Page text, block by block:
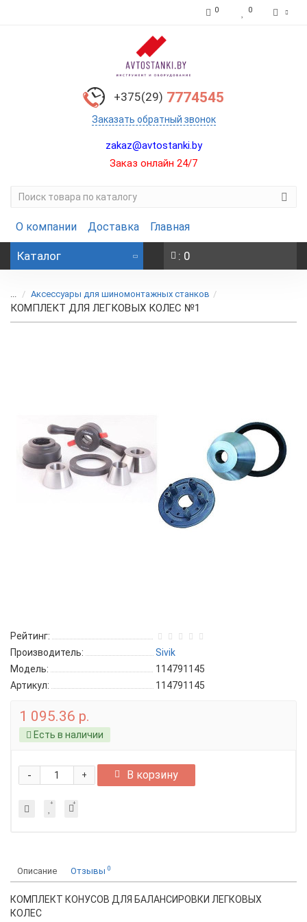
0 0
+375(29) 7774545
Заказать обратный звонок
zakaz@avtostanki.by
Заказ онлайн 24/7
О компании Доставка Главная
Каталог : 0
... Аксессуары для шиномонтажных станков
КОМПЛЕКТ ДЛЯ ЛЕГКОВЫХ КОЛЕС №1
Рейтинг:
Производитель:
Sivik
Модель:
114791145
Артикул:
114791145
1 095.36 р.
Есть в наличии
+
- В корзину
Описание Отзывы 0
КОМПЛЕКТ КОНУСОВ ДЛЯ БАЛАНСИРОВКИ ЛЕГКОВЫХ
КОЛЕС